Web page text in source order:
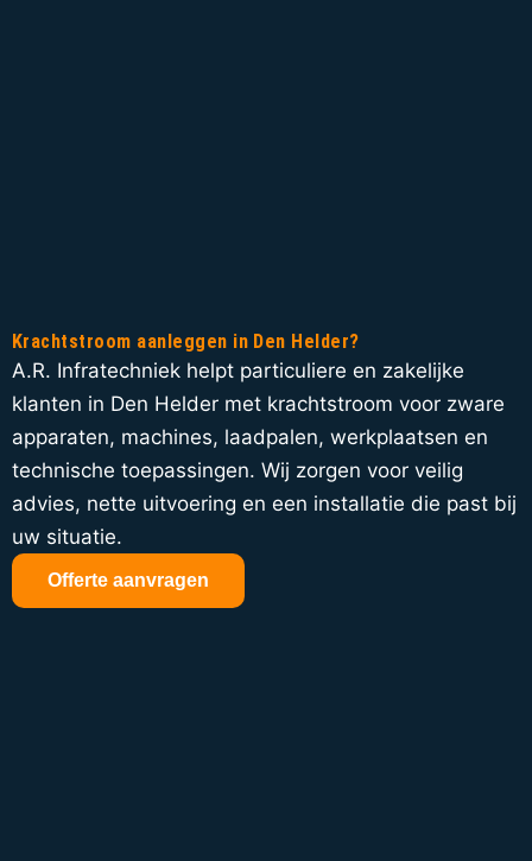
Krachtstroom aanleggen in Den Helder?
A.R. Infratechniek helpt particuliere en zakelijke
klanten in Den Helder met krachtstroom voor zware
apparaten, machines, laadpalen, werkplaatsen en
technische toepassingen. Wij zorgen voor veilig
advies, nette uitvoering en een installatie die past bij
uw situatie.
Offerte aanvragen